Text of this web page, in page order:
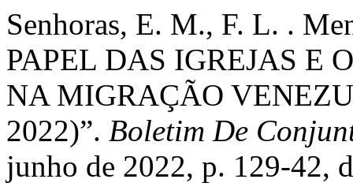
Senhoras, E. M., F. L. .
PAPEL DAS IGREJAS E
NA MIGRAÇÃO
2022)”. Boletim De
junho de 2022, p. 129-42,